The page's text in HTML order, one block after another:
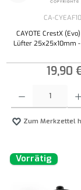
CA-
CAYOTE CrestX
Lüfter 25x25x10mm
19,90
Zum Merkzettel
Vorrätig